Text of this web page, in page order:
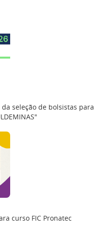
seleção de bolsistas para
curso FIC Pronatec